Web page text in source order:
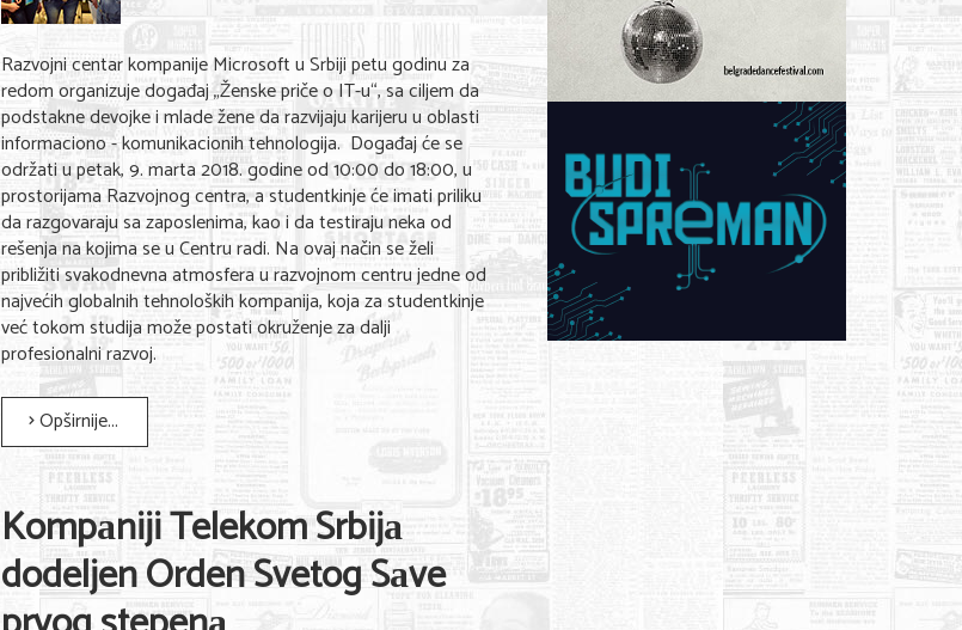
Razvojni centar kompanije Microsoft u Srbiji petu godinu za
redom organizuje događaj „Ženske priče o IT-u“, sa ciljem da
podstakne devojke i mlade žene da razvijaju karijeru u oblasti
informaciono - komunikacionih tehnologija. Događaj će se
održati u petak, 9. marta 2018. godine od 10:00 do 18:00, u
prostorijama Razvojnog centra, a studentkinje će imati priliku
da razgovaraju sa zaposlenima, kao i da testiraju neka od
rešenja na kojima se u Centru radi. Na ovaj način se želi
približiti svakodnevna atmosfera u razvojnom centru jedne od
najvećih globalnih tehnoloških kompanija, koja za studentkinje
već tokom studija može postati okruženje za dalji
profesionalni razvoj.
Opširnije...
Kompаniji Telekom Srbijа
dodeljen Orden Svetog Sаve